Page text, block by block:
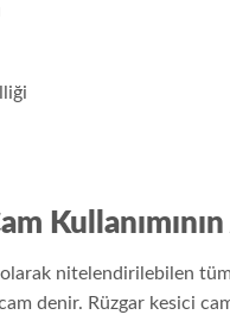
olarak nitelendirilebilen
denir. Rüzgar kesici